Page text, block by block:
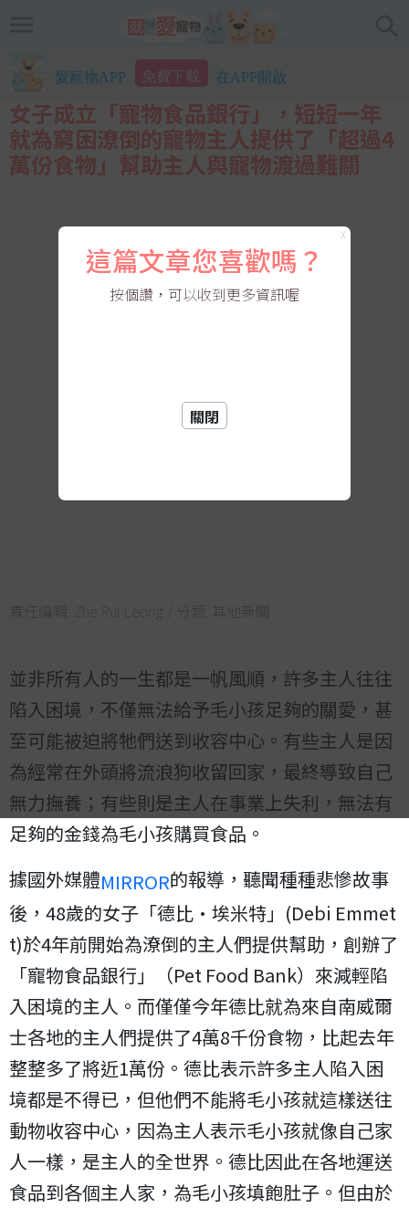
愛寵物APP 免費下載 在APP開啟
女子成立「寵物食品銀行」，短短一年
就為窮困潦倒的寵物主人提供了「超過4
萬份食物」幫助主人與寵物渡過難關
責任編輯: Zhe Rui Leong / 分類: 其他新聞
並非所有人的一生都是一帆風順，許多主人往往
陷入困境，不僅無法給予毛小孩足夠的關愛，甚
至可能被迫將牠們送到收容中心。有些主人是因
為經常在外頭將流浪狗收留回家，最終導致自己
無力撫養；有些則是主人在事業上失利，無法有
足夠的金錢為毛小孩購買食品。
據國外媒體MIRROR的報導，聽聞種種悲慘故事
後，48歲的女子「德比·埃米特」(Debi Emmet
t)於4年前開始為潦倒的主人們提供幫助，創辦了
「寵物食品銀行」（Pet Food Bank）來減輕陷
入困境的主人。而僅僅今年德比就為來自南威爾
士各地的主人們提供了4萬8千份食物，比起去年
整整多了將近1萬份。德比表示許多主人陷入困
境都是不得已，但他們不能將毛小孩就這樣送往
動物收容中心，因為主人表示毛小孩就像自己家
人一樣，是主人的全世界。德比因此在各地運送
食品到各個主人家，為毛小孩填飽肚子。但由於
X
這篇文章您喜歡嗎？
按個讚，可以收到更多資訊喔
關閉